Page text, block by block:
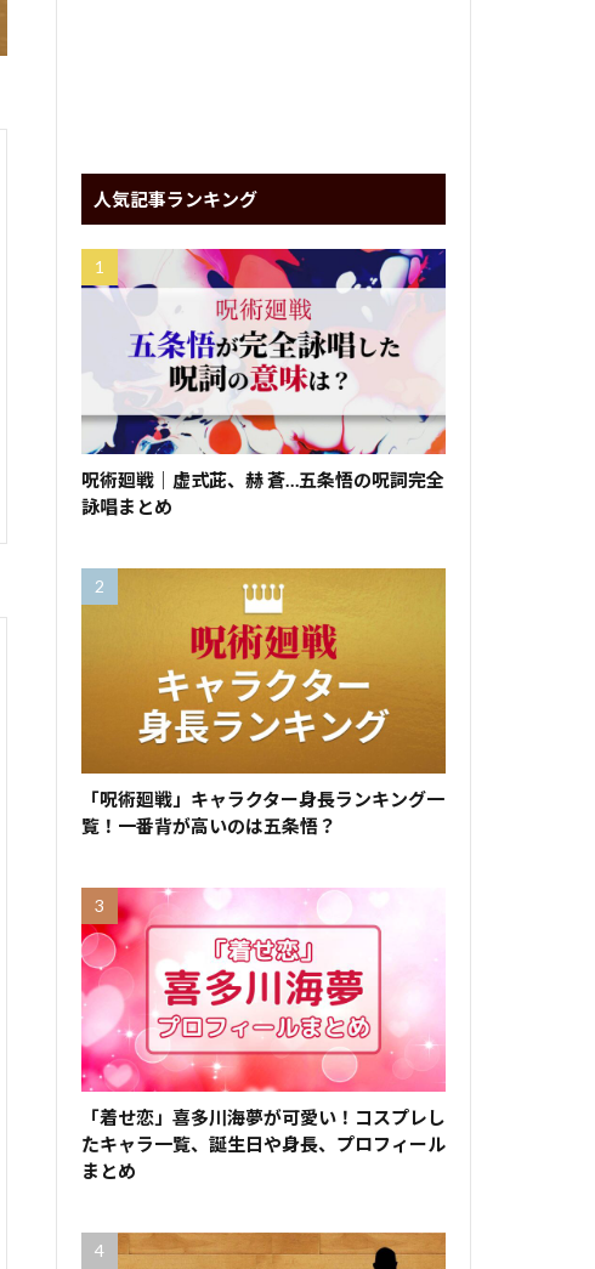
人気記事ランキング
呪術廻戦｜虚式茈、赫 蒼…五条悟の呪詞完全
詠唱まとめ
「呪術廻戦」キャラクター身長ランキング一
覧！一番背が高いのは五条悟？
「着せ恋」喜多川海夢が可愛い！コスプレし
たキャラ一覧、誕生日や身長、プロフィール
まとめ